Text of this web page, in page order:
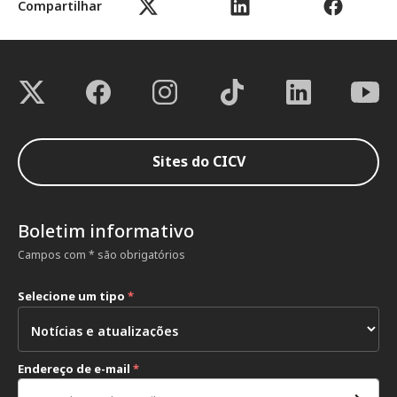
Compartilhar
Sites do CICV
Boletim informativo
Campos com * são obrigatórios
Selecione um tipo *
Endereço de e-mail *